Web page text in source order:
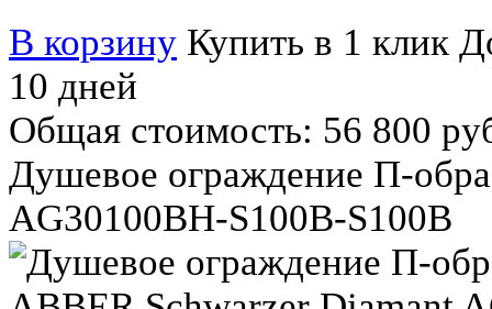
В корзину Купить в 1 клик
10 дней
Общая стоимость: 56 800
Душевое ограждение П-
AG30100BH-S100B-S100B